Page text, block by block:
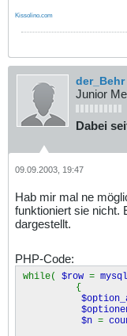
Kissolino.com
der_Behr
Junior
Dabei
09.09.2003, 19:47
Hab mir mal ne
funktioniert sie nicht.
dargestellt.
PHP-Code:
while( $row =
{
$n =